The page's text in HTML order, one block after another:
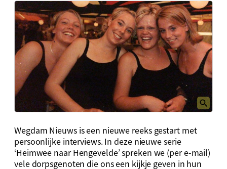
Wegdam Nieuws is een nieuwe reeks gestart met
persoonlijke interviews. In deze nieuwe serie
‘Heimwee naar Hengevelde’ spreken we (per e-mail)
vele dorpsgenoten die ons een kijkje geven in hun